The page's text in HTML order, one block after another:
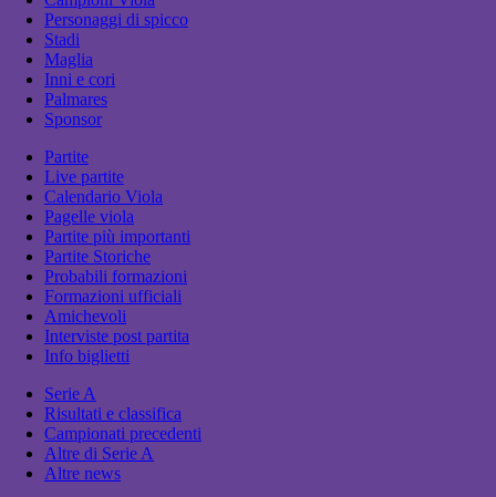
Personaggi di spicco
Stadi
Maglia
Inni e cori
Palmares
Sponsor
Partite
Live partite
Calendario Viola
Pagelle viola
Partite più importanti
Partite Storiche
Probabili formazioni
Formazioni ufficiali
Amichevoli
Interviste post partita
Info biglietti
Serie A
Risultati e classifica
Campionati precedenti
Altre di Serie A
Altre news